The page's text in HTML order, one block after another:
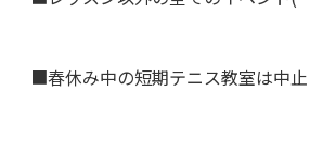
■春休み中の短期テニス教室は中止